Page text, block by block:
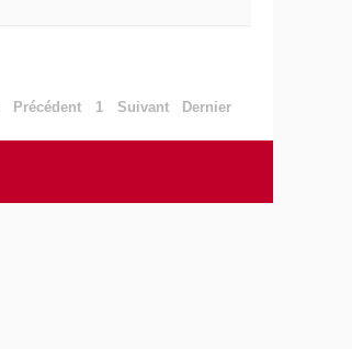
Précédent 1 Suivant Dernier